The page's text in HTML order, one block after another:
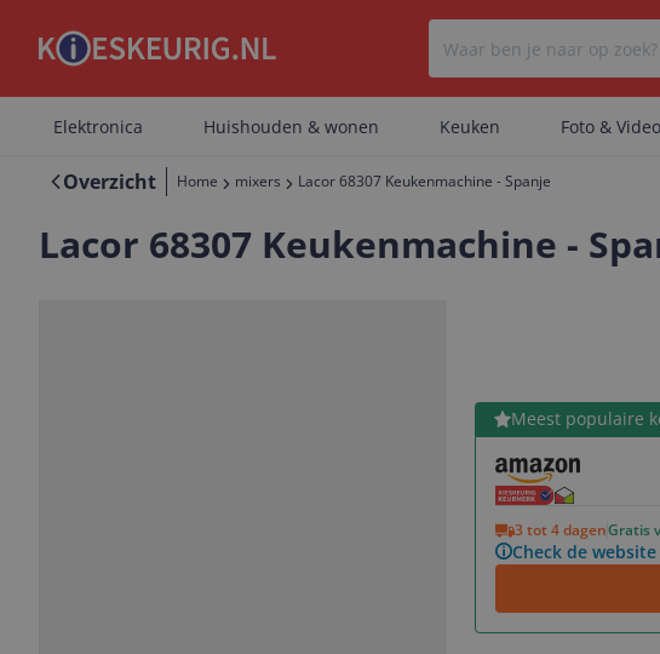
Er
Er
Elektronica Huishouden & wonen Keuken Foto & Video
Overzicht Home mixers Lacor 68307 Keukenmachine - Spanje
Lacor 68307 Keukenmachine -
Meest populaire
3 tot 4 dagenGratis
Check de
Bekijk product